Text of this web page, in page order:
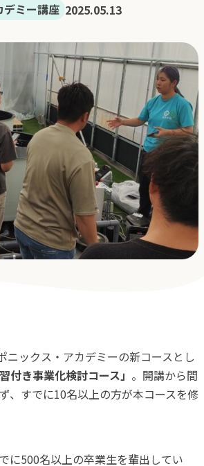
お問合せ プライバシーポリシー
アポニックス説明会
デミー講座 2025.05.13
ニックス・アカデミーの新コースとし
付き事業化検討コース」 。開講から間
、すでに10名以上の方が本コースを修
に500名以上の卒業生を輩出してい